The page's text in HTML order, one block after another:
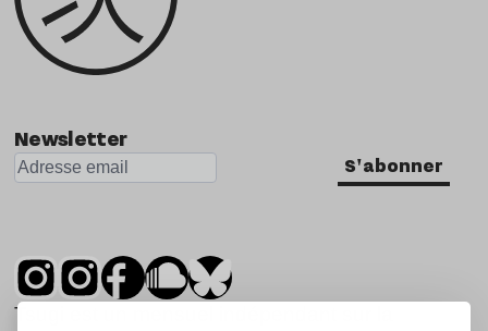
Newsletter
S'abonner
Tsugi est un mensuel indépendant sur la